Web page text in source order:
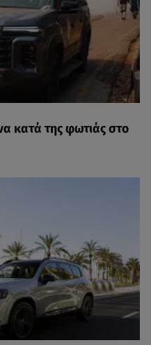
κατά της φωτιάς στο